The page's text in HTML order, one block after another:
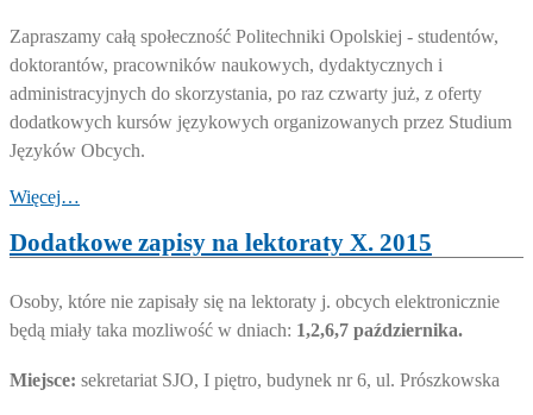
Zapraszamy całą społeczność Politechniki Opolskiej - studentów,
doktorantów, pracowników naukowych, dydaktycznych i
administracyjnych do skorzystania, po raz czwarty już, z oferty
dodatkowych kursów językowych organizowanych przez Studium
Języków Obcych.
Więcej…
Dodatkowe zapisy na lektoraty X. 2015
Osoby, które nie zapisały się na lektoraty j. obcych elektronicznie
będą miały taka mozliwość w dniach: 1,2,6,7 października.
Miejsce: sekretariat SJO, I piętro, budynek nr 6, ul. Prószkowska